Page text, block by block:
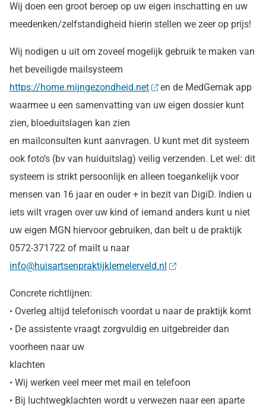
Wij doen een groot beroep op uw eigen inschatting en uw
meedenken/zelfstandigheid hierin stellen we zeer op prijs!
Wij nodigen u uit om zoveel mogelijk gebruik te maken van
het beveiligde mailsysteem
https://home.mijngezondheid.net
en de MedGemak app
waarmee u een samenvatting van uw eigen dossier kunt
zien, bloeduitslagen kan zien
en mailconsulten kunt aanvragen. U kunt met dit systeem
ook foto’s (bv van huiduitslag) veilig verzenden. Let wel: dit
systeem is strikt persoonlijk en alleen toegankelijk voor
mensen van 16 jaar en ouder + in bezit van DigiD. Indien u
iets wilt vragen over uw kind of iemand anders kunt u niet
uw eigen MGN hiervoor gebruiken, dan belt u de praktijk
0572-371722 of mailt u naar
info@huisartsenpraktijklemelerveld.nl
Concrete richtlijnen:
• Overleg altijd telefonisch voordat u naar de praktijk komt
• De assistente vraagt zorgvuldig en uitgebreider dan
voorheen naar uw
klachten
• Wij werken veel meer met mail en telefoon
• Bij luchtwegklachten wordt u verwezen naar een aparte